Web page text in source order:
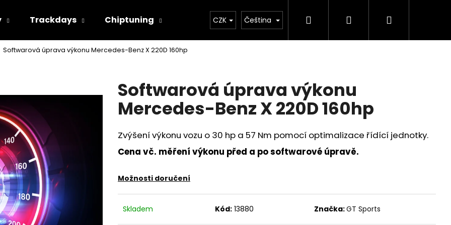
Trackdays Chiptuning Závodní tým Merch Prodej vozů Kde nás
CZK Čeština Hledat PřihlášeníNákupní
Softwarová úprava výkonu Mercedes-Benz X 220D 160hp
Softwarová úprava výkonu
Mercedes-Benz X 220D 160hp
Zvýšení výkonu vozu o 30 hp a 57 Nm pomocí optimalizace řídící jednotky.
Cena vč. měření výkonu před a po softwarové úpravě.
Možnosti doručení
Skladem Kód: 13880 Značka:GT Sports
Co potřebujete najít?
HLEDAT
Doporučujeme
ECHO